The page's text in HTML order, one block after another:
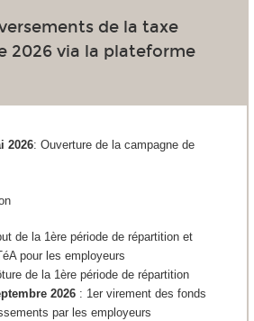
de la taxe
2026 via la plateforme
2026: Ouverture de la campagne de
de la 1ère période de répartition et
pour les employeurs
de la 1ère période de répartition
2026 : 1er virement des fonds
par les employeurs